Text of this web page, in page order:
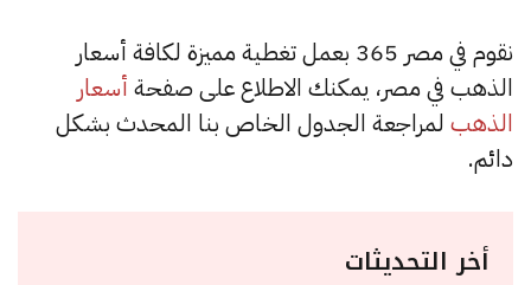
نقوم في مصر 365 بعمل تغطية مميزة لكافة أسعار
الذهب في مصر، يمكنك الاطلاع على صفحة أسعار
الذهب لمراجعة الجدول الخاص بنا المحدث بشكل
دائم.
أخر التحديثات